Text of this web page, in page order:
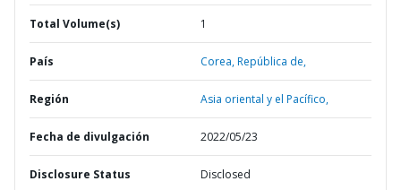
Total Volume(s) 1
País Corea,República de,
Región Asia oriental y el Pacífico,
Fecha de divulgación 2022/05/23
Disclosure Status Disclosed